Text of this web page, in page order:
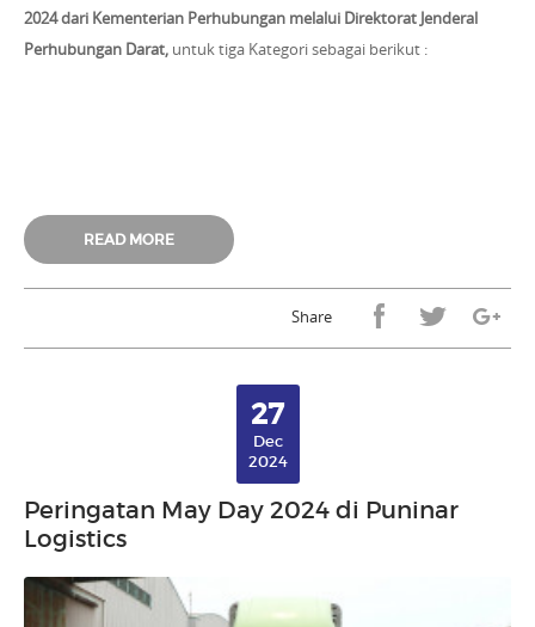
2024 dari Kementerian Perhubungan melalui Direktorat Jenderal
Perhubungan Darat, untuk tiga Kategori sebagai berikut :
READ MORE
Share
27
Dec
2024
Peringatan May Day 2024 di Puninar
Logistics